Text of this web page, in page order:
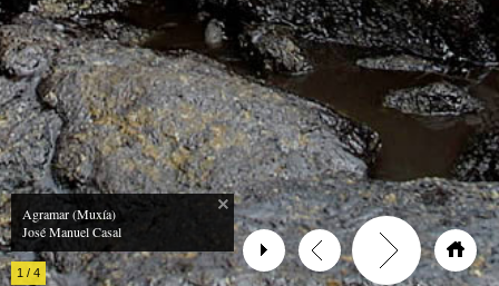
1 / 4
Agramar (Muxía)
José Manuel Casal